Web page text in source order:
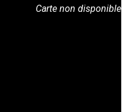
Carte non disponible